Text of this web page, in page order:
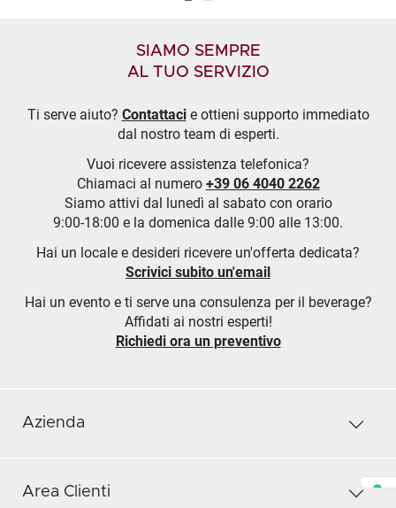
SIAMO SEMPRE
AL TUO SERVIZIO
Ti serve aiuto? Contattacie ottieni supporto immediato
dal nostro team di esperti.
Vuoi ricevere assistenza telefonica?
Chiamaci al numero +39 06 4040 2262
Siamo attivi dal lunedì al sabato con orario
9:00-18:00 e la domenica dalle 9:00 alle 13:00.
Hai un locale e desideri ricevere un'offerta dedicata?
Scrivici subito un'email
Hai un evento e ti serve una consulenza per il beverage?
Affidati ai nostri esperti!
Richiedi ora un preventivo
Azienda
Area Clienti